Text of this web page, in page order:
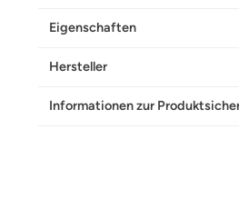
Eigenschaften
Hersteller
Informationen zur